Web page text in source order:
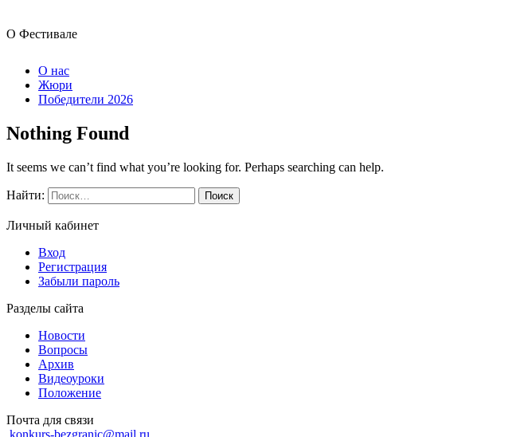
О Фестивале
О нас
Жюри
Победители 2026
Nothing Found
It seems we can’t find what you’re looking for. Perhaps searching can help.
Найти:
Личный кабинет
Вход
Регистрация
Забыли пароль
Разделы сайта
Новости
Вопросы
Архив
Видеоуроки
Положение
Почта для связи
konkurs-bezgranic@mail.ru